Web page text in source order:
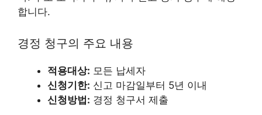
합니다.
경정 청구의 주요 내용
적용대상: 모든 납세자
신청기한: 신고 마감일부터 5년 이내
신청방법: 경정 청구서 제출